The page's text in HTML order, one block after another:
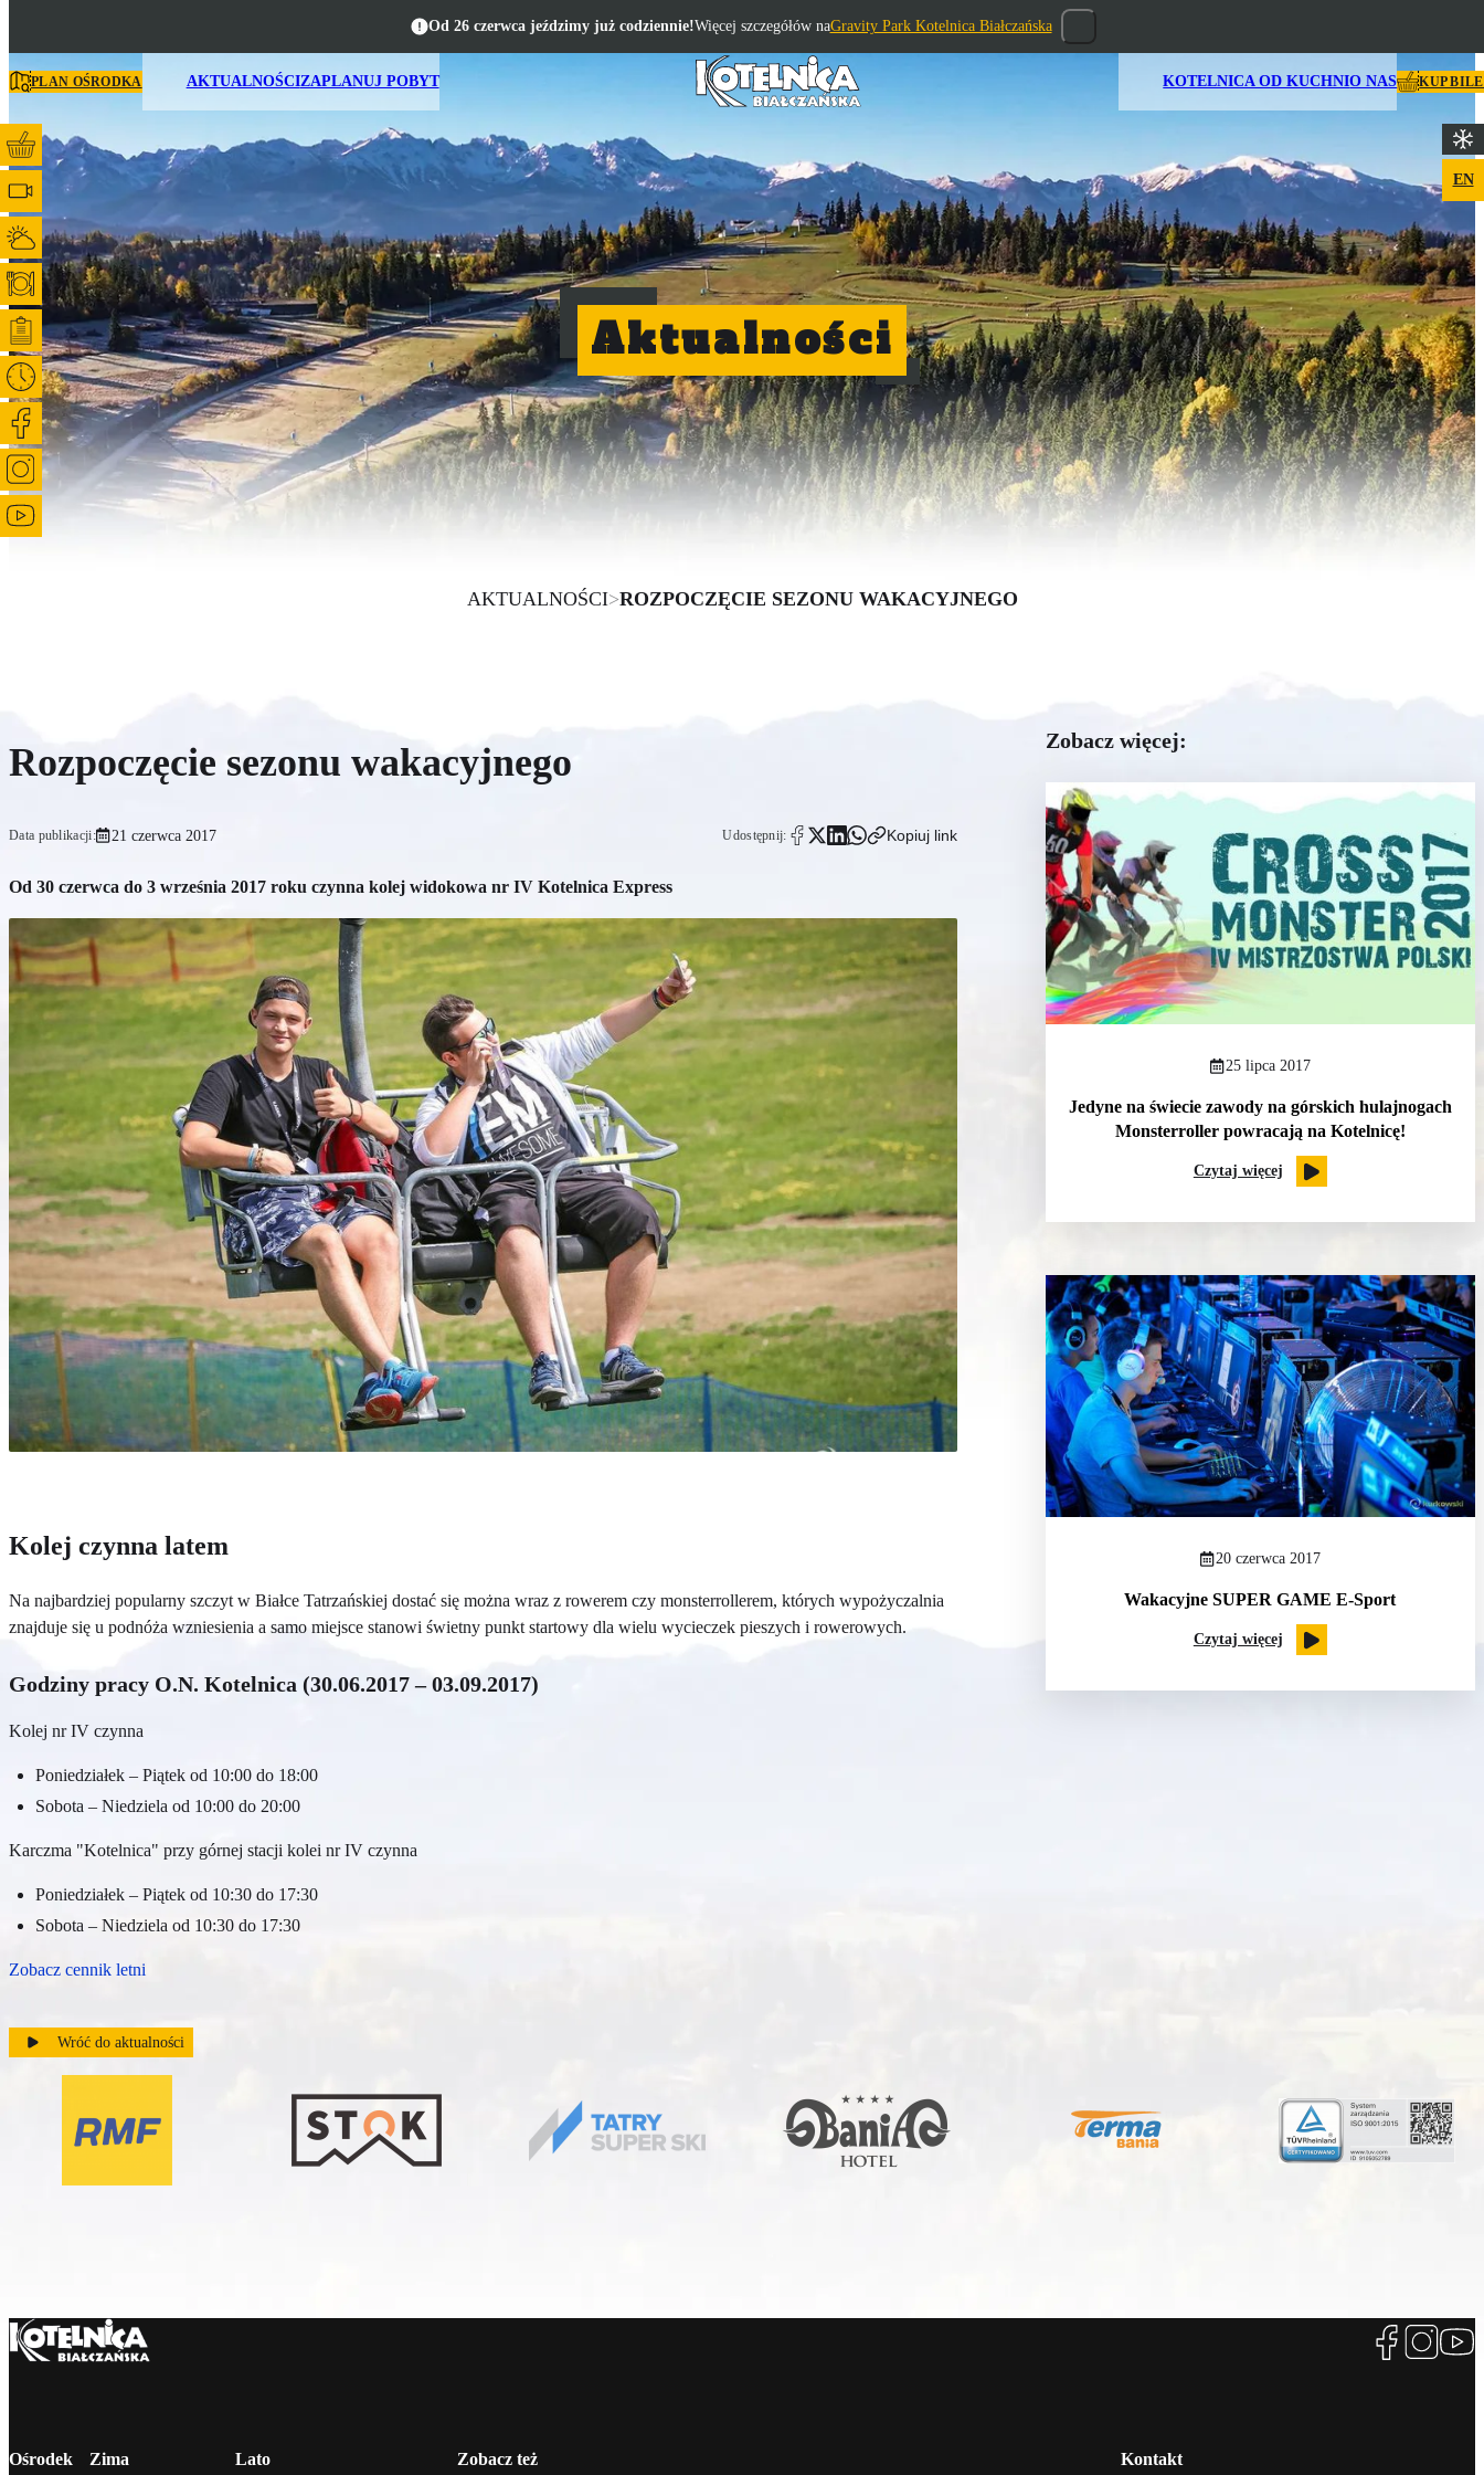
Od 26 czerwca jeździmy już codziennie!Więcej szczegółów naGravity Park Kotelnica Białczańska
PLAN OŚRODKA AKTUALNOŚCIZAPLANUJ POBYT KOTELNICA OD KUCHNIO NAS KUP
EN
Aktualności
AKTUALNOŚCI>ROZPOCZĘCIE SEZONU WAKACYJNEGO
Rozpoczęcie sezonu wakacyjnego
Data publikacji: 21 czerwca 2017 Udostępnij: Kopiuj link
Od 30 czerwca do 3 września 2017 roku czynna kolej widokowa nr IV Kotelnica Express
Kolej czynna latem
Na najbardziej popularny szczyt w Białce Tatrzańskiej dostać się można wraz z rowerem czy monsterrollerem, których wypożyczalnia
znajduje się u podnóża wzniesienia a samo miejsce stanowi świetny punkt startowy dla wielu wycieczek pieszych i rowerowych.
Godziny pracy O.N. Kotelnica (30.06.2017 – 03.09.2017)
Kolej nr IV czynna
Poniedziałek – Piątek od 10:00 do 18:00
Sobota – Niedziela od 10:00 do 20:00
Karczma "Kotelnica" przy górnej stacji kolei nr IV czynna
Poniedziałek – Piątek od 10:30 do 17:30
Sobota – Niedziela od 10:30 do 17:30
Zobacz cennik letni
Wróć do aktualności
Zobacz więcej:
25 lipca 2017
Jedyne na świecie zawody na górskich hulajnogach
Monsterroller powracają na Kotelnicę!
Czytaj więcej
20 czerwca 2017
Wakacyjne SUPER GAME E-Sport
Czytaj więcej
Ośrodek Zima Lato Zobacz też Kontakt